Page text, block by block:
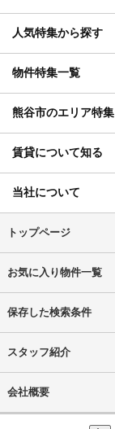
人気特集から探す
物件特集一覧
熊谷市のエリア特集
賃貸について知る
当社について
トップページ
お気に入り物件一覧
保存した検索条件
スタッフ紹介
会社概要